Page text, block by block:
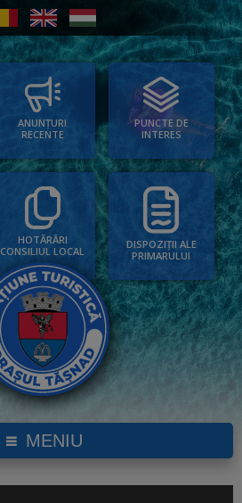
ANUNȚURI
RECENTE
PUNCTE DE
INTERES
HOTĂRÂRI
CONSILIUL LOCAL
DISPOZIȚII ALE
PRIMARULUI
MENIU